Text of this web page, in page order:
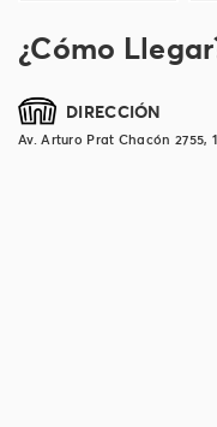
¿Cómo
DIRECCIÓN
Av. Arturo Prat Chacón 2755,